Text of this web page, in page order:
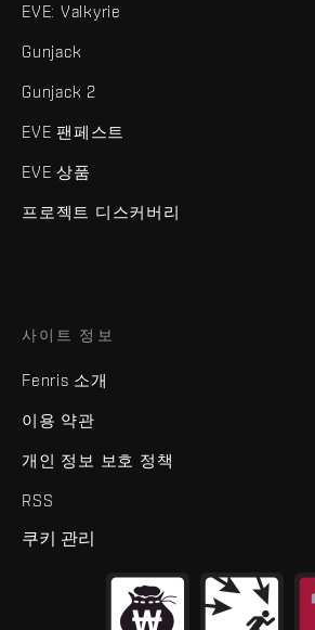
EVE: Valkyrie
Gunjack
Gunjack 2
EVE 팬페스트
EVE 상품
프로젝트 디스커버리
사이트 정보
Fenris 소개
이용 약관
개인 정보 보호 정책
RSS
쿠키 관리